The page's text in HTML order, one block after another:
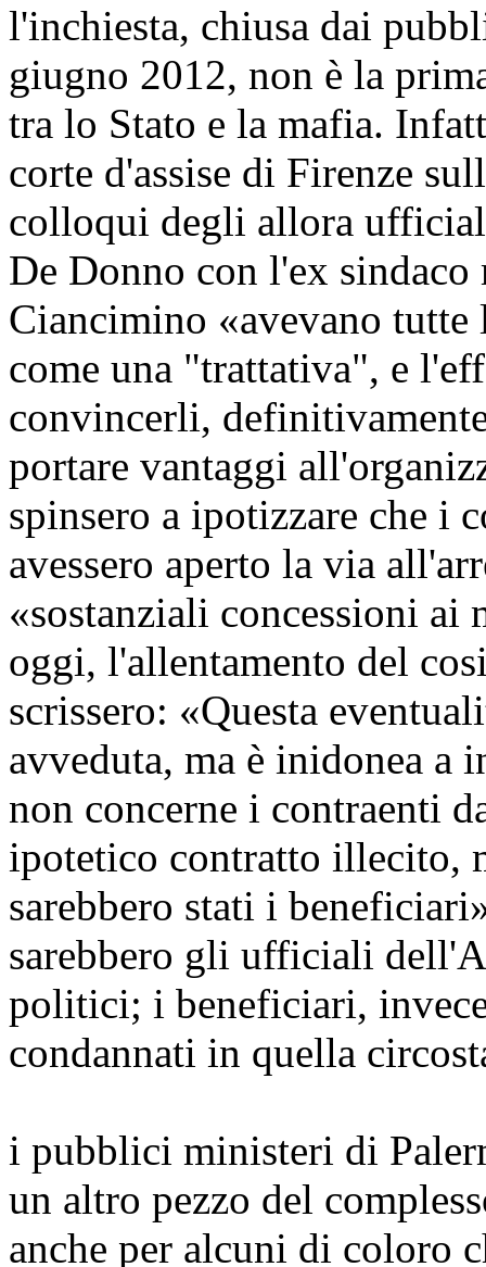
l'inchiesta, chiusa dai
giugno 2012, non è la
tra lo Stato e la mafia.
corte d'assise di Firenze
colloqui degli allora
De Donno con l'ex
Ciancimino «avevano tutte
come una "trattativa", e
convincerli,
portare vantaggi
spinsero a ipotizzare che i
avessero aperto la via
«sostanziali concessioni ai
oggi, l'allentamento del
scrissero: «Questa
avveduta, ma è inidonea a
non concerne i contraenti
ipotetico contratto illecito,
sarebbero stati i
sarebbero gli ufficiali
politici; i beneficiari,
condannati in quella
i pubblici ministeri di
un altro pezzo del
anche per alcuni di coloro